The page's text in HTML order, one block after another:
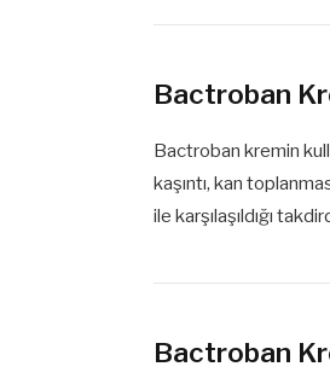
Bactroban
Bactroban kremin
kaşıntı, kan
ile karşılaşıldığı
Bactroban